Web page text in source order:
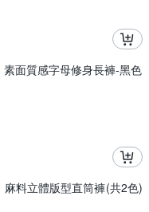
面質感字母修身長褲-黑色
麻料立體版型直筒褲(共2色)